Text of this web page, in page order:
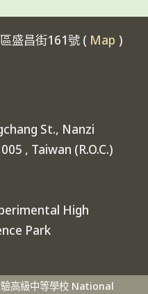
盛昌街161號 ( Map )
St., Nanzi
, Taiwan (R.O.C.)
High
Park
高級中等學校 National